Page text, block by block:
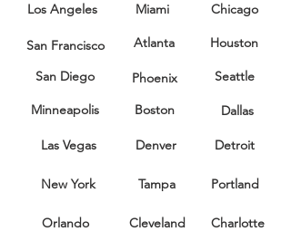
Los Angeles
San Francisco
San Diego
Minneapolis
Las Vegas
New York
Orlando
Miami
Atlanta
Phoenix
Boston
Denver
Tampa
Cleveland
Chicago
Houston
Seattle
Dallas
Detroit
Portland
Charlotte